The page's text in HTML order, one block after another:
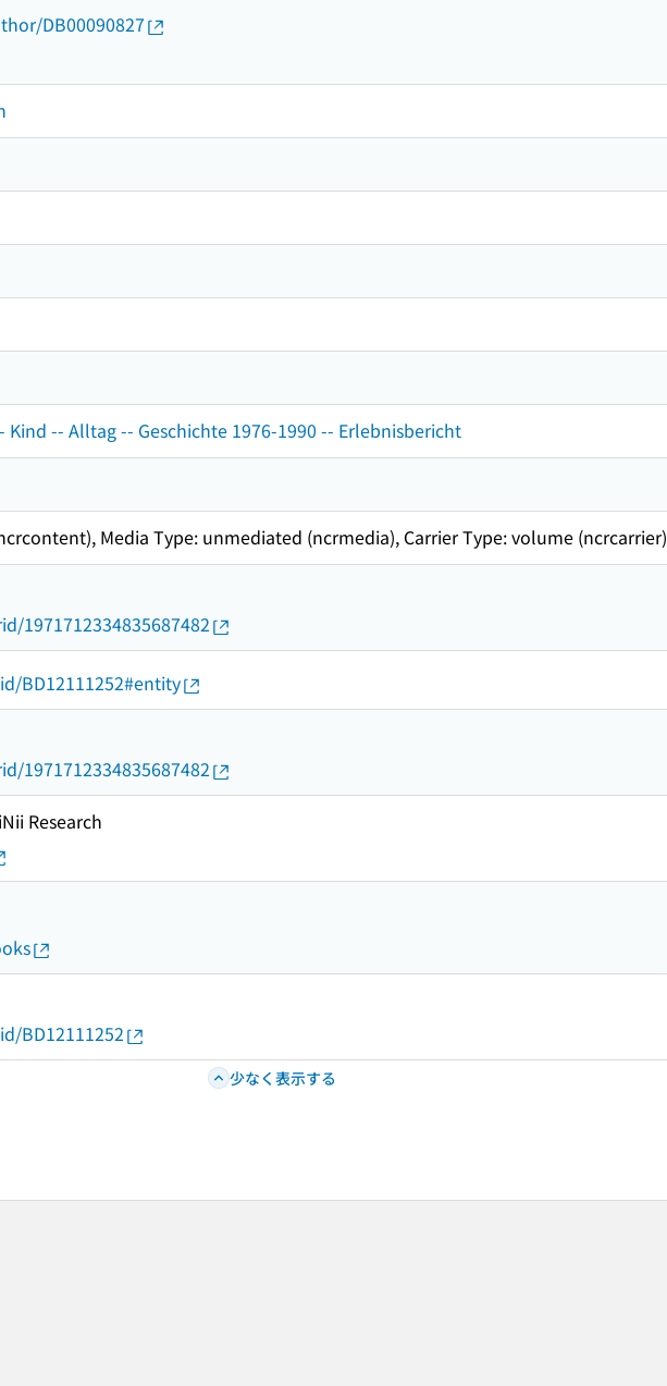
DB00090827
Kind -- Alltag -- Geschichte 1976-1990 -- Erlebnisbericht
Media Type: unmediated (ncrmedia), Carrier Type: volume (ncrcarrier)
1971712334835687482
BD12111252#entity
1971712334835687482
Research
BD12111252
少なく表示する